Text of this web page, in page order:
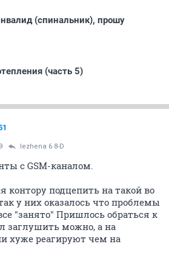
(спинальник), прошу
(часть 5)
lezhena 6 8-D
с GSM-каналом.
контору подцепить на такой во
у них оказалось что проблемы
"занято" Пришлось обраться к
заглушить можно, а на
хуже реагируют чем на